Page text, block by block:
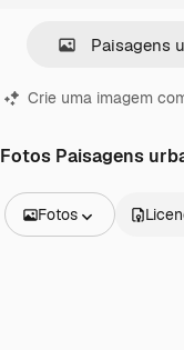
Crie uma imagem
Fotos Paisagens
Fotos